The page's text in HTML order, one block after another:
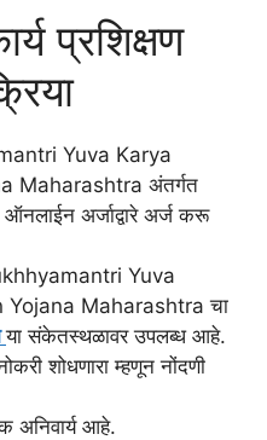
प्रशिक्षण
Yuva Karya
Maharashtra अंतर्गत
ऑनलाईन अर्जाद्वारे अर्ज करू
Yuva
Yojana Maharashtra चा
या संकेतस्थळावर उपलब्ध आहे.
शोधणारा म्हणून नोंदणी
अनिवार्य आहे.